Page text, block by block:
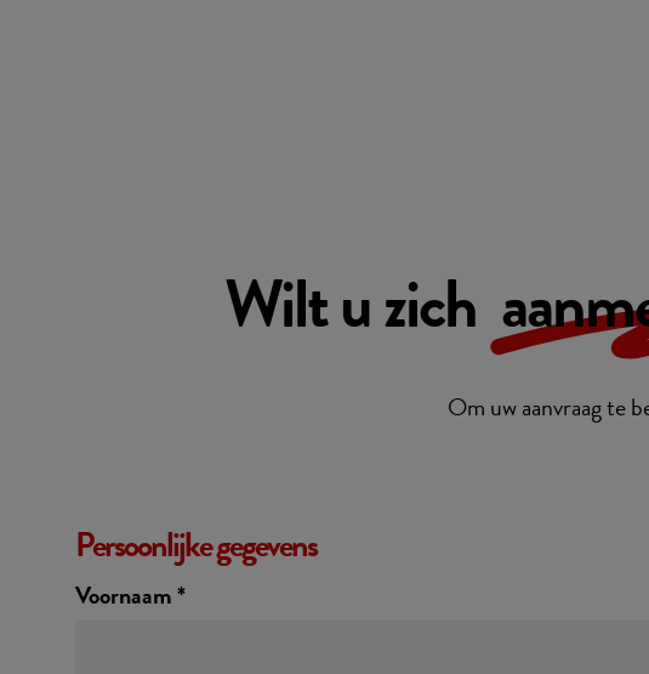
Wilt u zich
Om uw aanvraag te
Persoonlijke gegevens
Voornaam *